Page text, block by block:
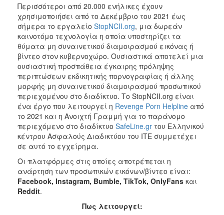
2015
2012
2011
ΔΗΜΟΣ
ΠΟΛΙΤΙΣΜΟΣ
ΑΝΘΕΚΤΙΚΗ
ΠΟΛΗ
Περισσότεροι από 20.000 ενήλικες έχουν
χρησιμοποιήσει από το Δεκέμβριο του 2021 έως
σήμερα το εργαλείο StopNCII.org, μια δωρεάν
καινοτόμο τεχνολογία η οποία υποστηρίζει τα
θύματα μη συναινετικού διαμοιρασμού εικόνας ή
βίντεο στον κυβερνοχώρο. Ουσιαστικά αποτελεί μια
ουσιαστική προσπάθεια έγκαιρης πρόληψης
περιπτώσεων εκδικητικής πορνογραφίας ή άλλης
μορφής μη συναινετικού διαμοιρασμού προσωπικού
περιεχομένου στο διαδίκτυο. Το StopNCII.org είναι
ένα έργο που λειτουργεί η Revenge Porn Helpline από
το 2021 και η Ανοιχτή Γραμμή για το παράνομο
περιεχόμενο στο διαδίκτυο SafeLine.gr του Ελληνικού
κέντρου Ασφαλούς Διαδικτύου του ΙΤΕ συμμετέχει
σε αυτό το εγχείρημα.
Οι πλατφόρμες στις οποίες αποτρέπεται η
ανάρτηση των προσωπικών εικόνων/βίντεο είναι:
Facebook, Instagram, Bumble, TikTok, OnlyFans και
Reddit.
Πως λειτουργεί: